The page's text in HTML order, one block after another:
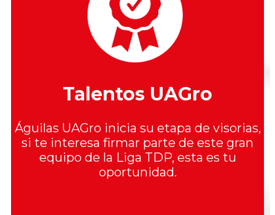
Talentos UAGro
Águilas UAGro inicia su etapa de visorias,
si te interesa firmar parte de este gran
equipo de la Liga TDP, esta es tu
oportunidad.